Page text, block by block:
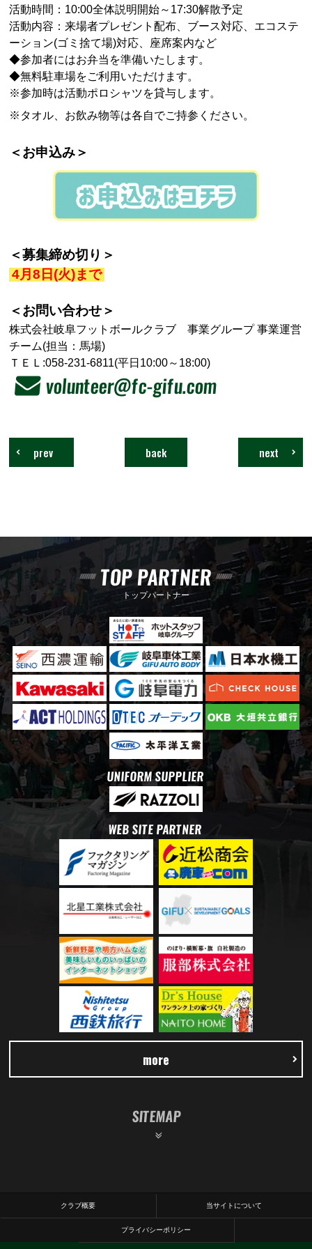
活動時間：10:00全体説明開始～17:30解散予定
活動内容：来場者プレゼント配布、ブース対応、エコステ
ーション(ゴミ捨て場)対応、座席案内など
◆参加者にはお弁当を準備いたします。
◆無料駐車場をご利用いただけます。
※参加時は活動ポロシャツを貸与します。
※タオル、お飲み物等は各自でご持参ください。
＜お申込み＞
＜募集締め切り＞
4月8 日(火)まで
＜お問い合わせ＞
株式会社岐阜フットボールクラブ 事業グループ 事業運営
チーム(担当：馬場)
ＴＥＬ:058-231-6811(平日10:00～18:00)
volunteer@fc-gifu.com
next
back
prev
TOP PARTNER
トップパートナー
UNIFORM SUPPLIER
WEB SITE PARTNER
more
SITEMAP
クラブ概要 当サイトについて
プライバシーポリシー